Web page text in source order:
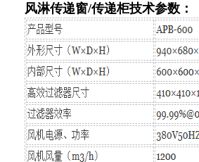
风淋传递窗/传递柜技术参数：